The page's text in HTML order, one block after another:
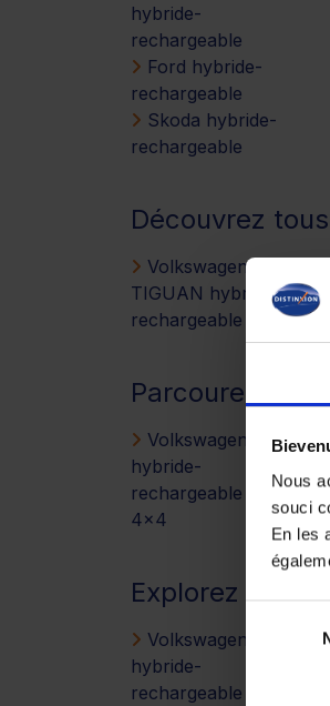
Nous
souci
En les
du
hybride-
rechargeable
Ford hybride-
rechargeable
Skoda hybride-
rechargeable
Découvrez
Volkswagen
TIGUAN hybride-
rechargeable
Parcourez
Volkswagen
hybride-
rechargeable SUV &
4x4
Explorez nos
Volkswagen
hybride-
rechargeable à boîte